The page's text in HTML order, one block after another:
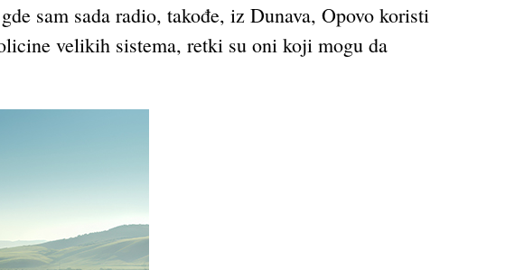
sam sada radio, takođe, iz Dunava, Opovo koristi
velikih sistema, retki su oni koji mogu da